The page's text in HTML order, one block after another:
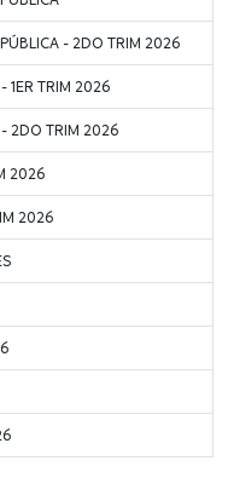
- 2DO TRIM 2026
1ER TRIM 2026
- 2DO TRIM 2026
2026
2026